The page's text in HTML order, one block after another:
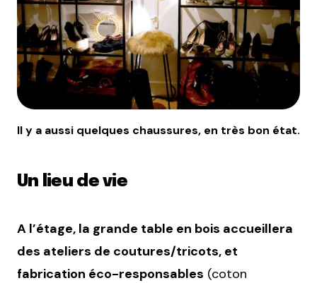
Il y a aussi quelques chaussures, en très bon état.
Un lieu de vie
A l’étage, la grande table en bois accueillera
des ateliers de coutures/tricots, et
fabrication éco-responsables (coton